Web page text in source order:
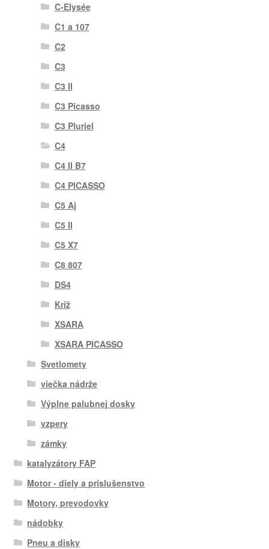
C-Elysée
C1 a 107
C2
C3
C3 II
C3 Picasso
C3 Pluriel
C4
C4 II B7
C4 PICASSO
C5 Aj
C5 II
C5 X7
C8 807
DS4
Kríž
XSARA
XSARA PICASSO
Svetlomety
viečka nádrže
Výplne palubnej dosky
vzpery
zámky
katalyzátory FAP
Motor - diely a príslušenstvo
Motory, prevodovky
nádobky
Pneu a disky